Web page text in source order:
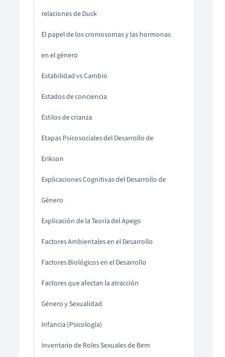
relaciones de Duck
El papel de los cromosomas y las hormonas
en el género
Estabilidad vs Cambio
Estados de conciencia
Estilos de crianza
Etapas Psicosociales del Desarrollo de
Erikson
Explicaciones Cognitivas del Desarrollo de
Género
Explicación de la Teoría del Apego
Factores Ambientales en el Desarrollo
Factores Biológicos en el Desarrollo
Factores que afectan la atracción
Género y Sexualidad
Infancia (Psicología)
Inventario de Roles Sexuales de Bem